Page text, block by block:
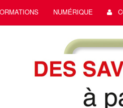
NUMÉRIQUE